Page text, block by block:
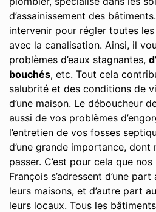
d’assainissement des
intervenir pour régler toutes
avec la canalisation. Ainsi, il
problèmes d’eaux stagnantes,
bouchés, etc. Tout cela
salubrité et des conditions de
d’une maison. Le déboucheur
aussi de vos problèmes
l’entretien de vos fosses
d’une grande importance, dont
passer. C’est pour cela que
François s’adressent d’une
leurs maisons, et d’autre part
leurs locaux. Tous les